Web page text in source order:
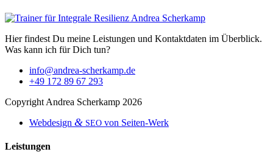
Hier find­est Du meine Leis­tun­gen und Kon­tak­t­dat­en im Überblick.
Was kann ich für Dich tun?
info@andrea-scherkamp.de
+49 172 89 67 293
Copy­right Andrea Scherkamp 2026
Web­de­sign & SEO von Seiten-Werk
Leistungen